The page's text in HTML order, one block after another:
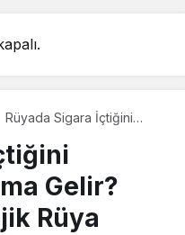
Rüyada Sigara İçtiğini
İslami ve Psikolojik Rüya
Tabiri
Gelir?
Rüya